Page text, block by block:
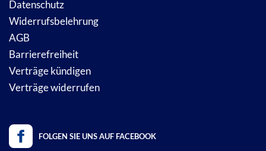
Datenschutz
Widerrufsbelehrung
AGB
Barrierefreiheit
Verträge kündigen
Verträge widerrufen
FOLGEN SIE UNS AUF FACEBOOK